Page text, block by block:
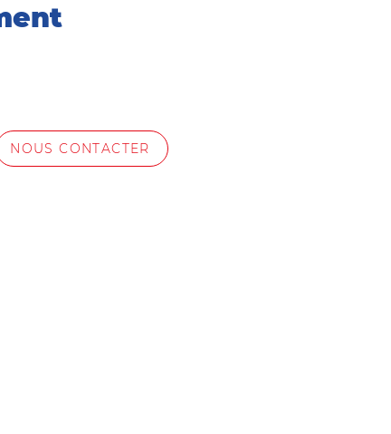
NOUS CONTACTER